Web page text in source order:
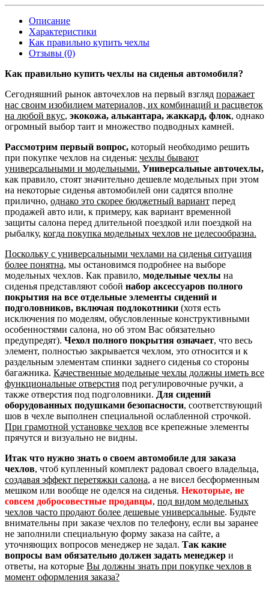
Описание
Характеристики
Как правильно купить чехлы
Отзывы (0)
Как правильно купить чехлы на сиденья автомобиля?
Сегодняшний рынок авточехлов на первый взгляд поражает
нас своим изобилием материалов, их комбинаций и расцветок
на любой вкус, экокожа, алькантара, жаккард, флок, однако
огромный выбор таит и множество подводных камней.
Рассмотрим первый вопрос, который необходимо решить
при покупке чехлов на сиденья: чехлы бывают
универсальными и модельными. Универсальные авточехлы,
как правило, стоят значительно дешевле модельных при этом
на некоторые сиденья автомобилей они садятся вполне
прилично, однако это скорее бюджетный вариант перед
продажей авто или, к примеру, как вариант временной
защиты салона перед длительной поездкой или поездкой на
рыбалку, когда покупка модельных чехлов не целесообразна.
Поскольку с универсальными чехлами на сиденья ситуация
более понятна, мы остановимся подробнее на выборе
модельных чехлов. Как правило, модельные чехлы на
сиденья представляют собой набор аксессуаров полного
покрытия на все отдельные элементы сидений и
подголовников, включая подлокотники (хотя есть
исключения по моделям, обусловленные конструктивными
особенностями салона, но об этом Вас обязательно
предупредят). Чехол полного покрытия означает, что весь
элемент, полностью закрывается чехлом, это относится и к
раздельным элементам спинки заднего сиденья со стороны
багажника. Качественные модельные чехлы должны иметь все
функциональные отверстия под регулировочные ручки, а
также отверстия под подголовники. Для сидений
оборудованных подушками безопасности, соответствующий
шов в чехле выполнен специальной ослабленной строчкой.
При грамотной установке чехлов все крепежные элементы
прячутся и визуально не видны.
Итак что нужно знать о своем автомобиле для заказа
чехлов, чтоб купленный комплект радовал своего владельца,
создавая эффект перетяжки салона, а не висел бесформенным
мешком или вообще не оделся на сиденья. Некоторые, не
совсем добросовестные продавцы, под видом модельных
чехлов часто продают более дешевые универсальные. Будьте
внимательны при заказе чехлов по телефону, если вы заранее
не заполнили специальную форму заказа на сайте, а
уточняющих вопросов менеджер не задал. Так какие
вопросы вам обязательно должен задать менеджер и
ответы, на которые Вы должны знать при покупке чехлов в
момент оформления заказа?